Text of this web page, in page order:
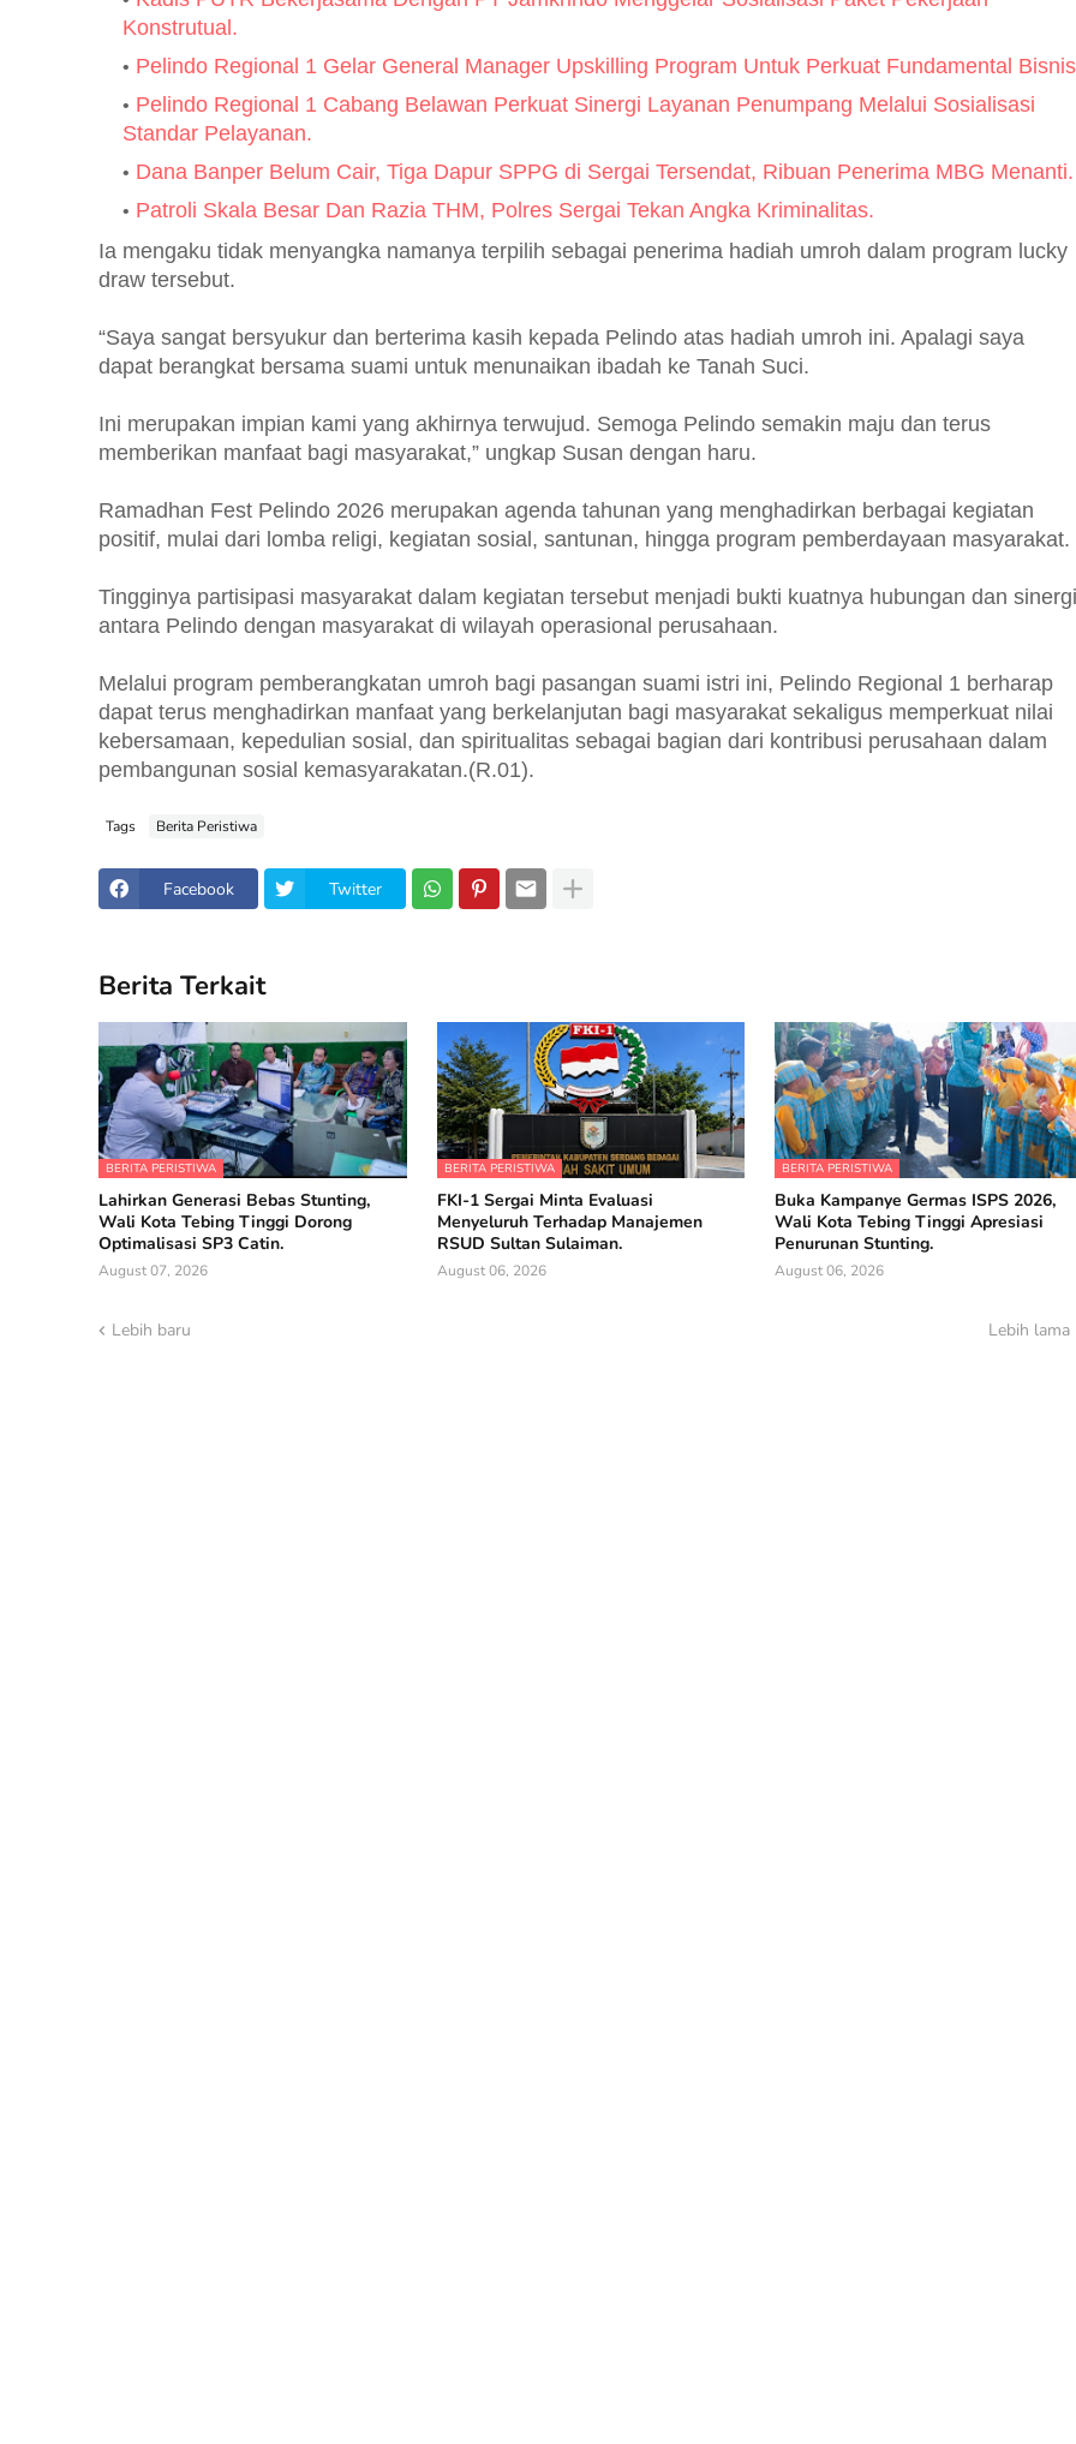
Konstrutual.
Pelindo Regional 1 Gelar General Manager Upskilling Program Untuk Perkuat Fundamental
Pelindo Regional 1 Cabang Belawan Perkuat Sinergi Layanan Penumpang Melalui Sosialisasi
Standar Pelayanan.
Dana Banper Belum Cair, Tiga Dapur SPPG di Sergai Tersendat, Ribuan Penerima MBG Menanti.
Patroli Skala Besar Dan Razia THM, Polres Sergai Tekan Angka Kriminalitas.
Ia mengaku tidak menyangka namanya terpilih sebagai penerima hadiah umroh dalam program lucky
draw tersebut.
“Saya sangat bersyukur dan berterima kasih kepada Pelindo atas hadiah umroh ini. Apalagi saya
dapat berangkat bersama suami untuk menunaikan ibadah ke Tanah Suci.
Ini merupakan impian kami yang akhirnya terwujud. Semoga Pelindo semakin maju dan terus
memberikan manfaat bagi masyarakat,” ungkap Susan dengan haru.
Ramadhan Fest Pelindo 2026 merupakan agenda tahunan yang menghadirkan berbagai kegiatan
positif, mulai dari lomba religi, kegiatan sosial, santunan, hingga program pemberdayaan masyarakat.
Tingginya partisipasi masyarakat dalam kegiatan tersebut menjadi bukti kuatnya hubungan dan sinergi
antara Pelindo dengan masyarakat di wilayah operasional perusahaan.
Melalui program pemberangkatan umroh bagi pasangan suami istri ini, Pelindo Regional 1 berharap
dapat terus menghadirkan manfaat yang berkelanjutan bagi masyarakat sekaligus memperkuat nilai
kebersamaan, kepedulian sosial, dan spiritualitas sebagai bagian dari kontribusi perusahaan dalam
pembangunan sosial kemasyarakatan.(R.01).
Tags Berita Peristiwa
Facebook Twitter
Berita Terkait
BERITA PERISTIWA
Lahirkan Generasi Bebas Stunting,
Wali Kota Tebing Tinggi Dorong
Optimalisasi SP3 Catin.
August 07, 2026
BERITA PERISTIWA
FKI-1 Sergai Minta Evaluasi
Menyeluruh Terhadap Manajemen
RSUD Sultan Sulaiman.
August 06, 2026
BERITA PERISTIWA
Buka Kampanye Germas ISPS 2026,
Wali Kota Tebing Tinggi Apresiasi
Penurunan Stunting.
August 06, 2026
Lebih baru Lebih lama